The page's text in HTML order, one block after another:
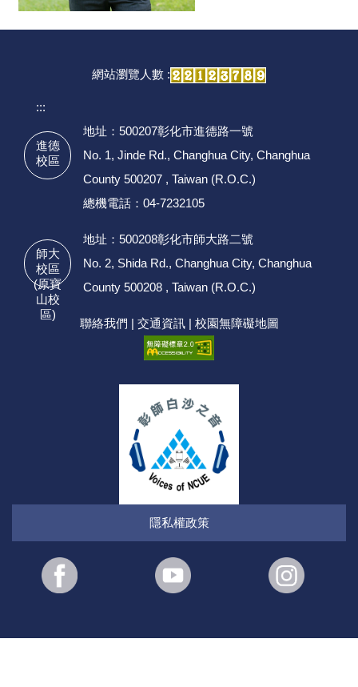
網站瀏覽人數 :
:::
進德
校區
地址：500207彰化市進德路一號
No. 1, Jinde Rd., Changhua City, Changhua
County 500207 , Taiwan (R.O.C.)
總機電話：04-7232105
師大
校區
(原寶
山校
區)
地址：500208彰化市師大路二號
No. 2, Shida Rd., Changhua City, Changhua
County 500208 , Taiwan (R.O.C.)
聯絡我們 | 交通資訊| 校園無障礙地圖
隱私權政策